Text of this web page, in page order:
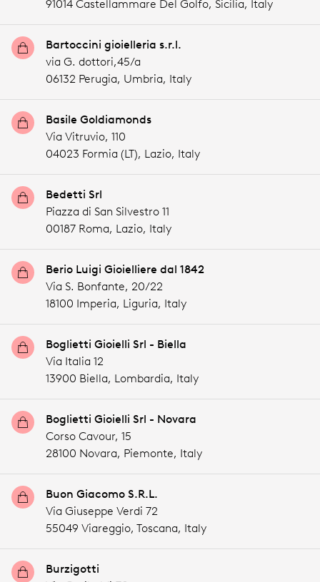
91014 Castellammare Del Golfo, Sicilia, Italy
Bartoccini gioielleria s.r.l.
via G. dottori,45/a
06132 Perugia, Umbria, Italy
Basile Goldiamonds
Via Vitruvio, 110
04023 Formia (LT), Lazio, Italy
Bedetti Srl
Piazza di San Silvestro 11
00187 Roma, Lazio, Italy
Berio Luigi Gioielliere dal 1842
Via S. Bonfante, 20/22
18100 Imperia, Liguria, Italy
Boglietti Gioielli Srl - Biella
Via Italia 12
13900 Biella, Lombardia, Italy
Boglietti Gioielli Srl - Novara
Corso Cavour, 15
28100 Novara, Piemonte, Italy
Buon Giacomo S.R.L.
Via Giuseppe Verdi 72
55049 Viareggio, Toscana, Italy
Burzigotti